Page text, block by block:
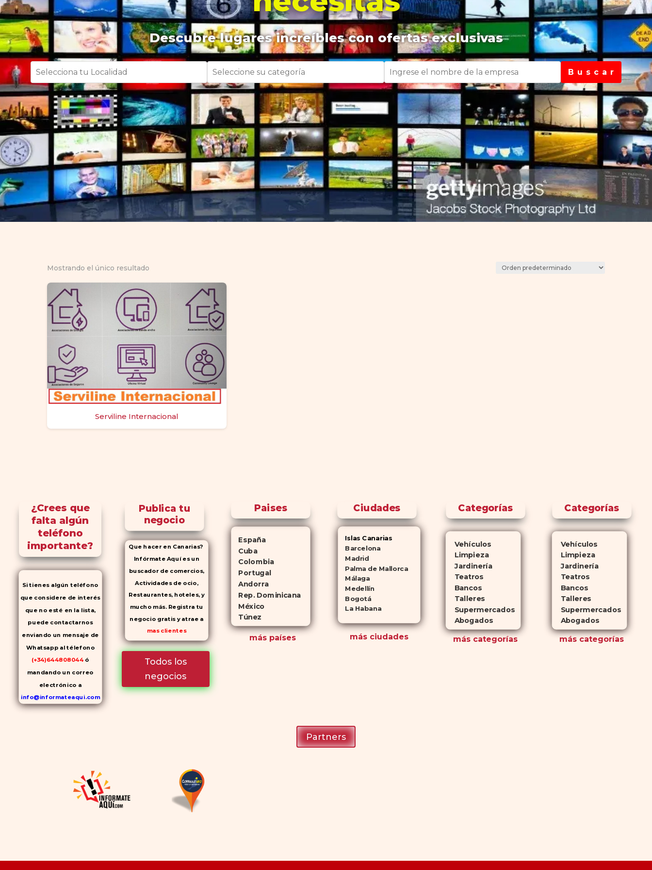
Descubre lugares increíbles con ofertas exclusivas
B u s c a r
Mostrando el único resultado
Serviline Internacional
¿Crees que
falta algún
teléfono
importante?
Si tienes algún teléfono
que considere de interés
que no esté en la lista,
puede contactarnos
enviando un mensaje de
Whatsapp al télefono
(+34)644808044 ó
mandando un correo
electrónico a
info@informateaqui.com
Mientras que antes la
permitido la producción de
alternativas genéricas tanto
Publica tu
negocio
Que hacer en Canarias?
Infórmate Aquí es un
buscador de comercios,
Actividades de ocio,
Restaurantes, hoteles, y
mucho más. Registra tu
negocio gratis y atrae a
mas clientes
Todos los
negocios
Paises
España
Cuba
Colombia
Portugal
Andorra
Rep. Dominicana
México
Túnez
más países
Ciudades
Islas Canarias
Barcelona
Madrid
Palma de Mallorca
Málaga
Medellín
Bogotá
La Habana
más ciudades
Categorías
Vehículos
Limpieza
Jardinería
Teatros
Bancos
Talleres
Supermercados
Abogados
más categorías
Categorías
Vehículos
Limpieza
Jardinería
Teatros
Bancos
Talleres
Supermercados
Abogados
más categorías
Partners